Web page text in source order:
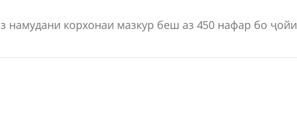
намудани корхонаи мазкур беш аз 450 нафар бо ҷойи